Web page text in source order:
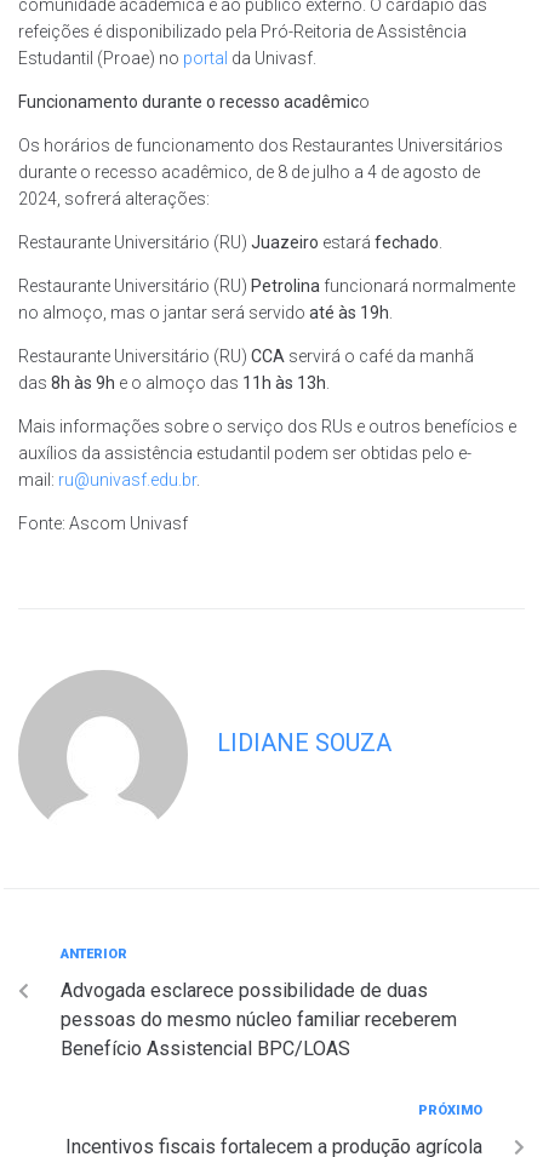
comunidade acadêmica e ao público externo. O cardápio das
refeições é disponibilizado pela Pró-Reitoria de Assistência
Estudantil (Proae) no portal da Univasf.
Funcionamento durante o recesso acadêmico
Os horários de funcionamento dos Restaurantes Universitários
durante o recesso acadêmico, de 8 de julho a 4 de agosto de
2024, sofrerá alterações:
Restaurante Universitário (RU) Juazeiro estará fechado
Restaurante Universitário (RU) Petrolina funcionará normalmente
no almoço, mas o jantar será servido até às 19h
Restaurante Universitário (RU) CCA servirá o café da manhã
das 8h às 9h e o almoço das 11h às 13h
Mais informações sobre o serviço dos RUs e outros benefícios e
auxílios da assistência estudantil podem ser obtidas pelo e-
mail: ru@univasf.edu.br.
Fonte: Ascom Univasf
LIDIANE SOUZA
ANTERIOR
Advogada esclarece possibilidade de duas
pessoas do mesmo núcleo familiar receberem
Benefício Assistencial BPC/LOAS
PRÓXIMO
Incentivos fiscais fortalecem a produção agrícola